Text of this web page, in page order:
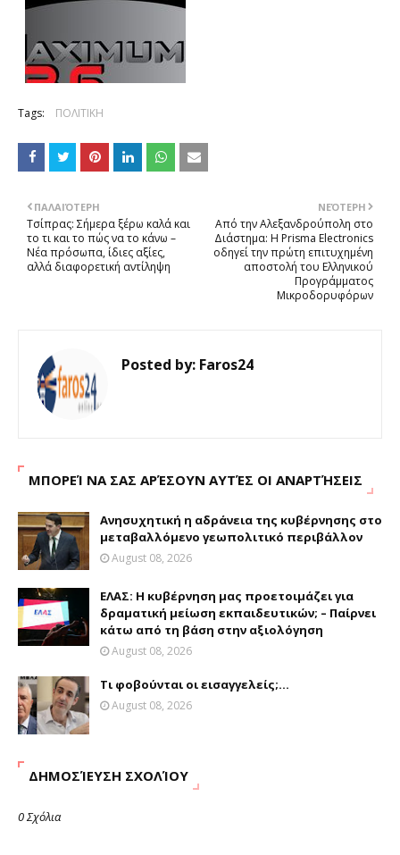
Tags: ΠΟΛΙΤΙΚΗ
ΝΕΌΤΕΡΗ
Από την Αλεξανδρούπολη στο
Διάστημα: Η Prisma Electronics
οδηγεί την πρώτη επιτυχημένη
αποστολή του Ελληνικού
Προγράμματος
Μικροδορυφόρων
ΠΑΛΑΙΌΤΕΡΗ
Τσίπρας: Σήμερα ξέρω καλά και
το τι και το πώς να το κάνω –
Νέα πρόσωπα, ίδιες αξίες,
αλλά διαφορετική αντίληψη
Posted by: Faros24
ΜΠΟΡΕΊ ΝΑ ΣΑΣ ΑΡΈΣΟΥΝ ΑΥΤΈΣ ΟΙ ΑΝΑΡΤΉΣΕΙΣ
Ανησυχητική η αδράνεια της κυβέρνησης στο
μεταβαλλόμενο γεωπολιτικό περιβάλλον
August 08, 2026
ΕΛΑΣ: Η κυβέρνηση μας προετοιμάζει για
δραματική μείωση εκπαιδευτικών; – Παίρνει
κάτω από τη βάση στην αξιολόγηση
August 08, 2026
Τι φοβούνται οι εισαγγελείς;...
August 08, 2026
ΔΗΜΟΣΊΕΥΣΗ ΣΧΟΛΊΟΥ
0 Σχόλια